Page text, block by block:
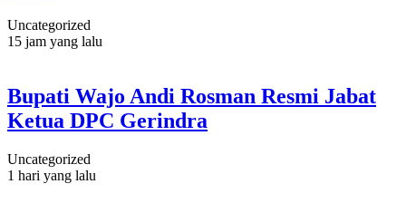
Uncategorized
15 jam yang lalu
Bupati Wajo Andi Rosman Resmi Jabat
Ketua DPC Gerindra
Uncategorized
1 hari yang lalu